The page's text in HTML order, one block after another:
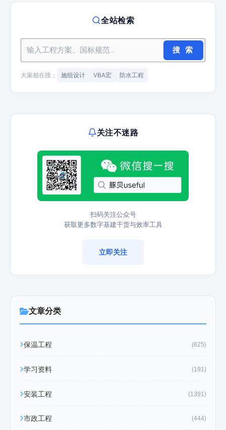
全站检索
搜 索
大家都在搜： 施组设计 VBA宏 防水工程
关注不迷路
扫码关注公众号
获取更多数字基建干货与效率工具
立即关注
文章分类
保温工程 (625)
学习资料 (191)
安装工程 (1391)
市政工程 (444)